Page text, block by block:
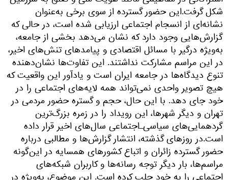
شکل گرفت.این حضور گسترده از سوی برخی به‌عنوان
نشانه‌ای از انسجام اجتماعی ارزیابی شده است، در حالی که
گزارش‌هایی وجود دارد که نشان می‌دهد بخشی از جامعه،
به‌ویژه درگیر با مسائل اقتصادی و پیامدهای تنش‌های اخیر،
در این مراسم مشارکت نداشتند. این تفاوت‌ها نشان‌دهنده
تنوع دیدگاه‌ها در جامعه ایران است و یادآور این واقعیت که
هیچ تصویر واحدی نمی‌تواند همه لایه‌های اجتماعی را در
خود جای دهد. با این حال، حجم و گستره حضور مردمی در
تهران و دیگر شهرها، این رویداد را در زمره بزرگ‌ترین
گردهمایی‌های سیاسی‌ـ‌اجتماعی سال‌های اخیر قرار داده
است.در روزهای گذشته، انتشار گزارش‌ها و مطالبی درباره
حضور گسترده زائران و اتباع کشورهای همسایه در این‌گونه
مراسم‌ها، بار دیگر توجه رسانه‌ها و کاربران شبکه‌های